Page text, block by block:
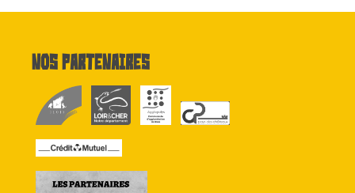
Nos partenaires